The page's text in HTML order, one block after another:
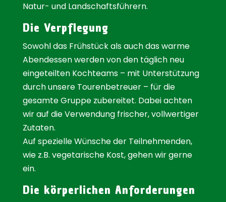
Natur- und Landschaftsführern.
Die Verpflegung
Sowohl das Frühstück als auch das warme
Abendessen werden von den täglich neu
eingeteilten Kochteams – mit Unterstützung
durch unsere Tourenbetreuer – für die
gesamte Gruppe zubereitet. Dabei achten
wir auf die Verwendung frischer, vollwertiger
Zutaten.
Auf spezielle Wünsche der Teilnehmenden,
wie z.B. vegetarische Kost, gehen wir gerne
ein.
Die körperlichen Anforderungen